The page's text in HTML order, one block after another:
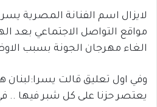
لايزال اسم الفنانة المصرية
مواقع التواصل الاجتماعي بعد
الغاء مهرجان الجونة بسبب
وفي اول تعليق قالت يسرا:لبنان
يعتصر حزنا على كل شبر فيها ..